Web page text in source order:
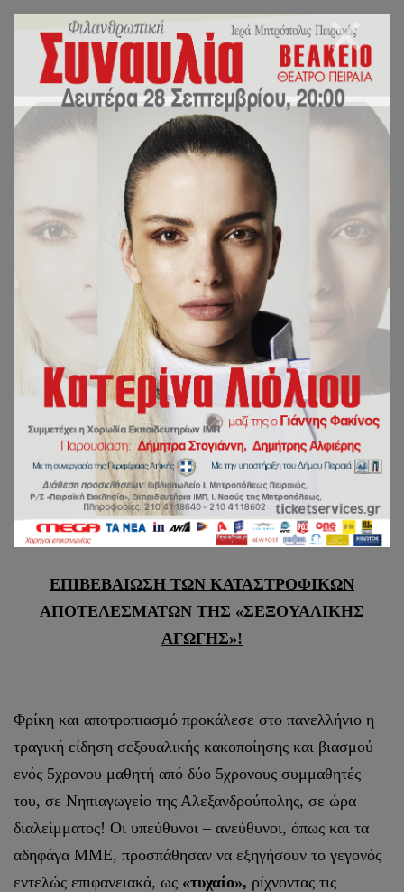
ΕΠΙΒΕΒΑΙΩΣΗ ΤΩΝ
ΚΑΤΑΣΤΡΟΦΙΚΩΝ
ΑΠΟΤΕΛΕΣΜΑΤΩΝ
ΤΗΣ «ΣΕΞΟΥΑΛΙΚΗΣ
ΑΓΩΓΗΣ»!
ΙΕΡΑ ΜΗΤΡΟΠΟΛΙΣ ΠΕΙΡΑΙΩΣ
ΓΡΑΦΕΙΟ ΕΠΙ ΤΩΝ ΑΙΡΕΣΕΩΝ ΚΑΙ ΤΩΝ
ΠΑΡΑΘΡΗΣΚΕΙΩΝ
Εν Πειραιεί τη 14 Οκτωβρίου 2024
ΕΠΙΒΕΒΑΙΩΣΗ ΤΩΝ ΚΑΤΑΣΤΡΟΦΙΚΩΝ
ΑΠΟΤΕΛΕΣΜΑΤΩΝ ΤΗΣ «ΣΕΞΟΥΑΛΙΚΗΣ
ΑΓΩΓΗΣ»!
Φρίκη και αποτροπιασμό προκάλεσε στο πανελλήνιο η
τραγική είδηση σεξουαλικής κακοποίησης και βιασμού
ενός 5χρονου μαθητή από δύο 5χρονους συμμαθητές
του, σε Νηπιαγωγείο της Αλεξανδρούπολης, σε ώρα
διαλείμματος! Οι υπεύθυνοι – ανεύθυνοι, όπως και τα
αδηφάγα ΜΜΕ, προσπάθησαν να εξηγήσουν το γεγονός
εντελώς επιφανειακά, ως «τυχαίο», ρίχνοντας τις